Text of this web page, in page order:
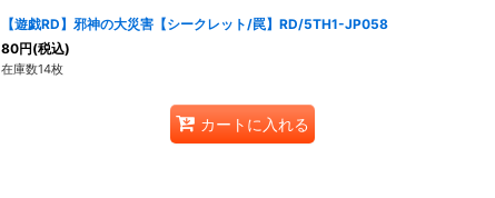
【遊戯RD】邪神の大災害【シークレット/罠】RD/5TH1-JP058
80円(税込)
在庫数14枚
カートに入れる